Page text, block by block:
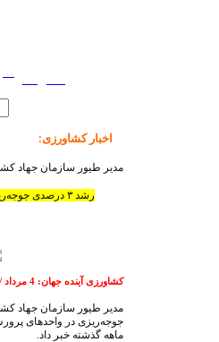
اخبار کشاورزی:
مدیر طیور سازمان جهاد
رشد ۳ درصدی جوجه‌ریزی در مرغداری‌های استان قزوین
کشاورزی آینده جهان:4 مرداد /
جوجه‌ریزی در واحدهای
ماهه گذشته خبر داد.